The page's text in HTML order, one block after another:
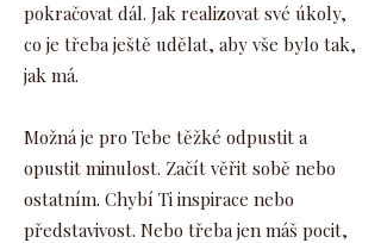
pokračovat dál. Jak realizovat své úkoly,
co je třeba ještě udělat, aby vše bylo tak,
jak má.
Možná je pro Tebe těžké odpustit a
opustit minulost. Začít věřit sobě nebo
ostatním. Chybí Ti inspirace nebo
představivost. Nebo třeba jen máš pocit,